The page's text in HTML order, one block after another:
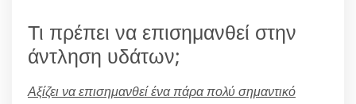
Τι πρέπει να επισημανθεί στην
άντληση υδάτων;
Αξίζει να επισημανθεί ένα πάρα πολύ σημαντικό